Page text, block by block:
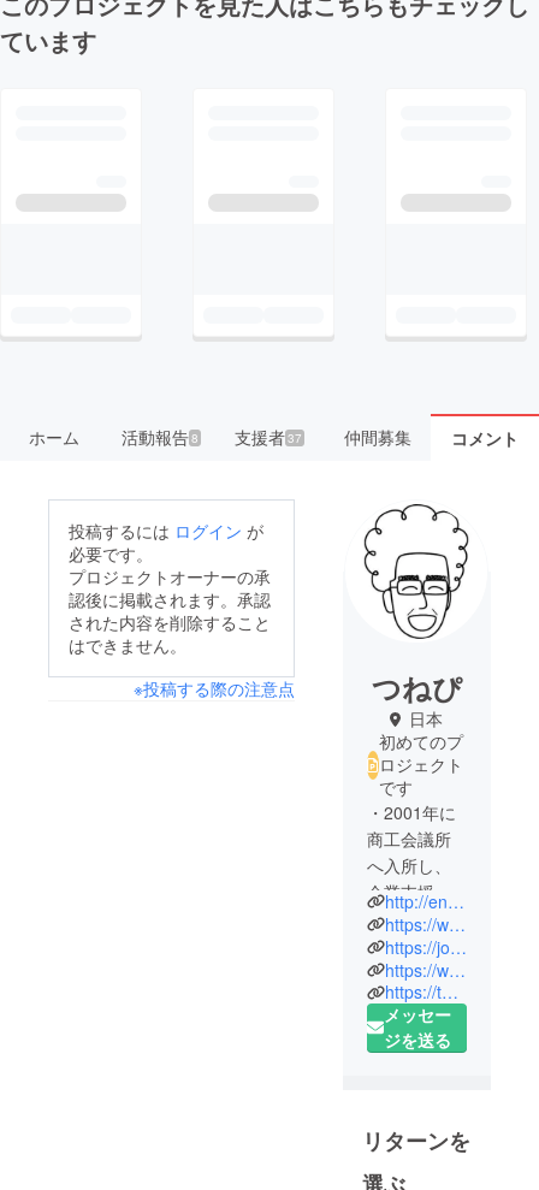
ています
ホーム 活動報告8 支援者37 仲間募集 コメント
投稿するには ログイン が
必要です。
プロジェクトオーナーの承
認後に掲載されます。承認
された内容を削除すること
はできません。
※投稿する際の注意点
つねぴ
日本
初めてのプ
ロジェクト
です
・2001年に
商工会議所
へ入所し、
企業支援や
総務職を経
験。2015年
に伝統工芸
を活用した
事業で起
業。
レーターへ
参画。特に
地方行政が
http://entertain.jp/
https://www.facebook.com/entertain2019/
https://jojo.coffee/
https://www.instagram.com/jojocoffeejp/
https://twitter.com/JOJOCOFFEEjp
メッセー
ジを送る
リターンを